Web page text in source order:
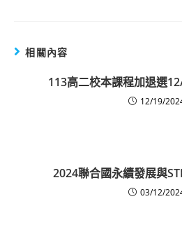
相關內容
113高二校本課程加退選
12/19/
2024聯合國永續發展與
03/12/